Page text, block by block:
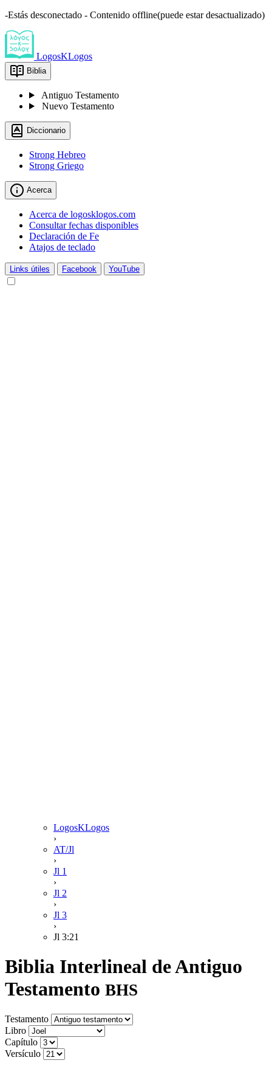
-Estás desconectado - Contenido offline(puede estar desactualizado)
LogosKLogos
Biblia
Antiguo Testamento
Nuevo Testamento
Diccionario
Strong Hebreo
Strong Griego
Acerca
Acerca de logosklogos.com
Consultar fechas disponibles
Declaración de Fe
Atajos de teclado
Links útiles Facebook YouTube
LogosKLogos
›
AT/Jl
›
Jl 1
›
Jl 2
›
Jl 3
›
Jl 3:21
Biblia Interlineal de Antiguo
Testamento BHS
Testamento
Libro
Capítulo
Versículo